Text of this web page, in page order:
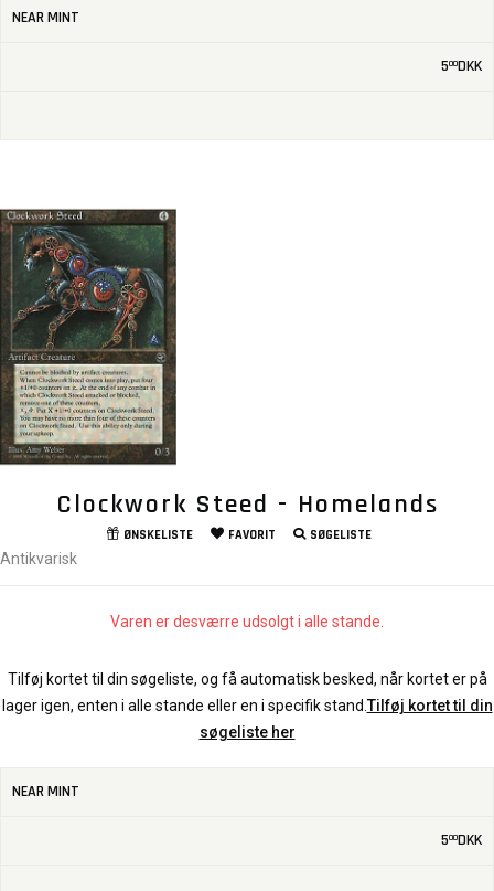
NEAR MINT
500DKK
Clockwork Steed - Homelands
ØNSKELISTE FAVORIT SØGELISTE
Antikvarisk
Varen er desværre udsolgt i alle stande.
Tilføj kortet til din søgeliste, og få automatisk besked, når kortet er på
lager igen, enten i alle stande eller en i specifik stand. Tilføj kortet til din
søgeliste her
NEAR MINT
500DKK